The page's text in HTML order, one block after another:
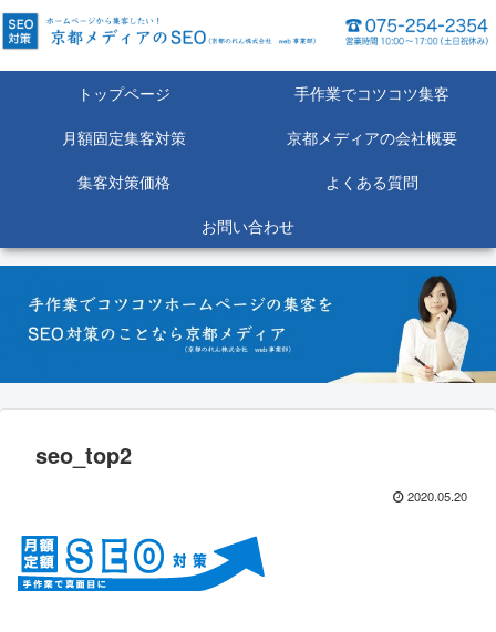
トップページ
手作業でコツコツ集客
月額固定集客対策
京都メディアの会社概要
集客対策価格
よくある質問
お問い合わせ
seo_top2
2020.05.20